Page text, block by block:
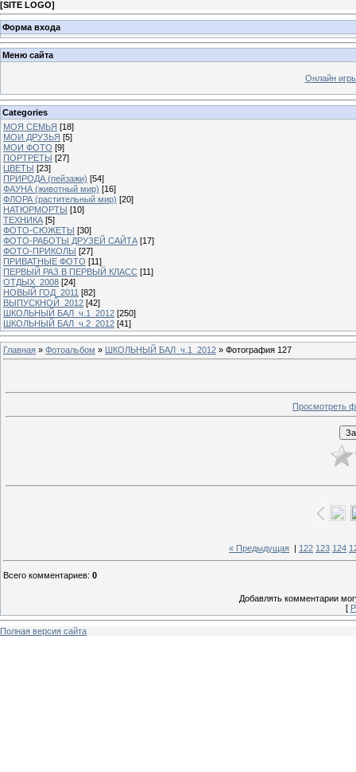
[SITE LOGO]
Форма входа
Меню сайта
Онлайн
Categories
МОЯ СЕМЬЯ [18]
МОИ ДРУЗЬЯ [5]
МОИ ФОТО [9]
ПОРТРЕТЫ [27]
ЦВЕТЫ [23]
ПРИРОДА (пейзажи) [54]
ФАУНА (животный мир) [16]
ФЛОРА (растительный мир) [20]
НАТЮРМОРТЫ [10]
ТЕХНИКА [5]
ФОТО-СЮЖЕТЫ [30]
ФОТО-РАБОТЫ ДРУЗЕЙ САЙТА [17]
ФОТО-ПРИКОЛЫ [27]
ПРИВАТНЫЕ ФОТО [11]
ПЕРВЫЙ РАЗ В ПЕРВЫЙ КЛАСС [11]
ОТДЫХ_2008 [24]
НОВЫЙ ГОД_2011 [82]
ВЫПУСКНОЙ_2012 [42]
ШКОЛЬНЫЙ БАЛ_ч.1_2012 [250]
ШКОЛЬНЫЙ БАЛ_ч.2_2012 [41]
Главная » Фотоальбом » ШКОЛЬНЫЙ БАЛ_ч.1_2012 » Фотография 127
Просмотреть
« Предыдущая 122 123 124
Всего комментариев: 0
Добавлять комментарии
[
Полная версия сайта